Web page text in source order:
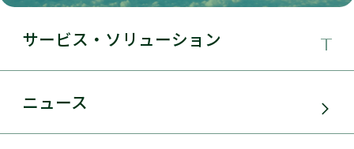
サービス・ソリューション
事業領域
サービス・ソリューション
ニュース